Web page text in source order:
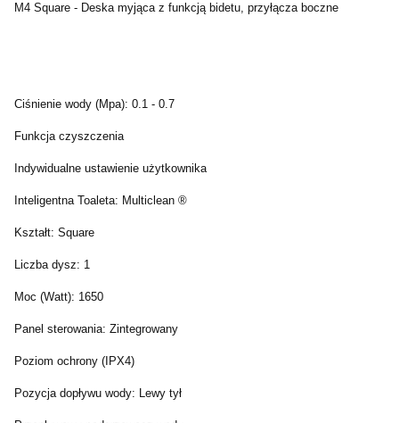
M4 Square - Deska myjąca z funkcją bidetu, przyłącza boczne
Ciśnienie wody (Mpa): 0.1 - 0.7
Funkcja czyszczenia
Indywidualne ustawienie użytkownika
Inteligentna Toaleta: Multiclean ®
Kształt: Square
Liczba dysz: 1
Moc (Watt): 1650
Panel sterowania: Zintegrowany
Poziom ochrony (IPX4)
Pozycja dopływu wody: Lewy tył